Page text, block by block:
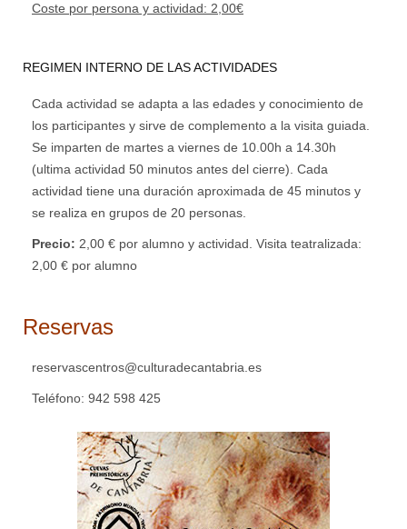
Coste por persona y actividad: 2,00€
REGIMEN INTERNO DE LAS ACTIVIDADES
Cada actividad se adapta a las edades y conocimiento de
los participantes y sirve de complemento a la visita guiada.
Se imparten de martes a viernes de 10.00h a 14.30h
(ultima actividad 50 minutos antes del cierre). Cada
actividad tiene una duración aproximada de 45 minutos y
se realiza en grupos de 20 personas.
Precio: 2,00 € por alumno y actividad. Visita teatralizada:
2,00 € por alumno
Reservas
reservascentros@culturadecantabria.es
Teléfono: 942 598 425